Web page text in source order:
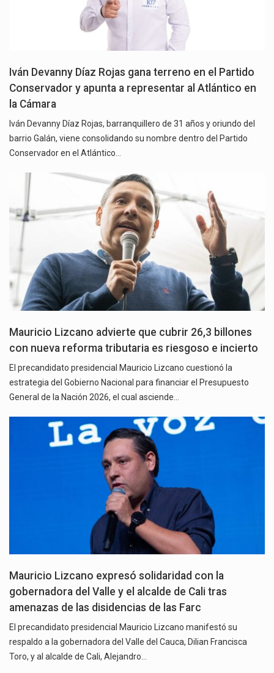
Iván Devanny Díaz Rojas gana terreno en el Partido
Conservador y apunta a representar al Atlántico en
la Cámara
Iván Devanny Díaz Rojas, barranquillero de 31 años y oriundo del
barrio Galán, viene consolidando su nombre dentro del Partido
Conservador en el Atlántico…
Mauricio Lizcano advierte que cubrir 26,3 billones
con nueva reforma tributaria es riesgoso e incierto
El precandidato presidencial Mauricio Lizcano cuestionó la
estrategia del Gobierno Nacional para financiar el Presupuesto
General de la Nación 2026, el cual asciende…
Mauricio Lizcano expresó solidaridad con la
gobernadora del Valle y el alcalde de Cali tras
amenazas de las disidencias de las Farc
El precandidato presidencial Mauricio Lizcano manifestó su
respaldo a la gobernadora del Valle del Cauca, Dilian Francisca
Toro, y al alcalde de Cali, Alejandro…